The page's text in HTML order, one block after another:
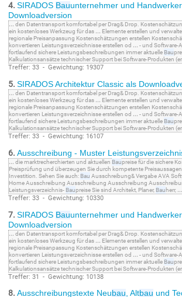
4. SIRADOS Bauunternehmer und
Downloadversion
... den Datentransport komfortabel per Drag& Drop.
ein kostenloses Werkzeug für das ... Elemente erstellen und
regionale Preisanpassung Kostenschätzungen erstellen
konvertieren Leistungsverzeichnisse erstellen od ... - und Software-
fortlaufend sichere Leistungsbeschreibungen immer aktuelle Bau
Kalkulationsansätze technischer Support bei Software-Produkten
Treffer: 33 - Gewichtung: 19307
5. SIRADOS Architektur Classic als
... den Datentransport komfortabel per Drag& Drop.
ein kostenloses Werkzeug für das ... Elemente erstellen und
regionale Preisanpassung Kostenschätzungen erstellen
konvertieren Leistungsverzeichnisse erstellen od ... - und Software-
fortlaufend sichere Leistungsbeschreibungen immer aktuelle Bau
Kalkulationsansätze technischer Support bei Software-Produkten
Treffer: 33 - Gewichtung: 16107
6. Ausschreibung - Muster
... die marktrecherchierten und aktuellen Baupreise für die sichere
Preisprüfung und überzeugen Sie durch kompetente Preisaussagen
Investition. Sehen Sie auch: Bau Ausschreibung& Vergabe AVA
Home Ausschreibung Ausschreibung Ausschreibung
Leistungsverzeichnis- Baupreise Sie sind Architekt, Planer, Bauherr, ...
Treffer: 33 - Gewichtung: 10330
7. SIRADOS Bauunternehmer und
Downloadversion
... den Datentransport komfortabel per Drag& Drop.
ein kostenloses Werkzeug für das ... Elemente erstellen und
regionale Preisanpassung Kostenschätzungen erstellen
konvertieren Leistungsverzeichnisse erstellen od ... - und Software-
fortlaufend sichere Leistungsbeschreibungen immer aktuelle Bau
Kalkulationsansätze technischer Support bei Software-Produkten
Treffer: 31 - Gewichtung: 10138
8. Ausschreibungstexte Neu bau, Altbau und